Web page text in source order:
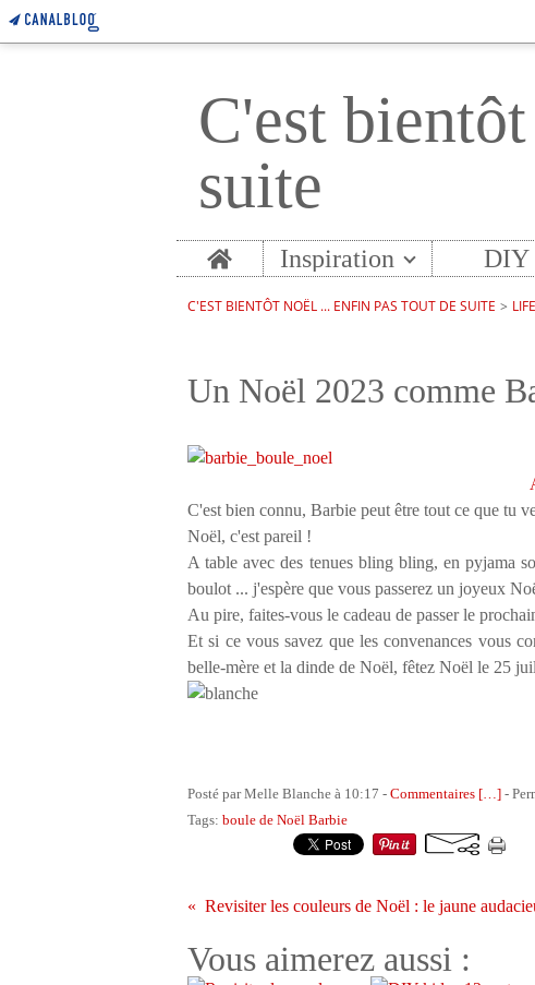
C'est
suite
Home Inspiration DIY
C'EST BIENTÔT NOËL ... ENFIN PAS TOUT DE SUITE >
Un Noël 2023 comme
C'est bien connu, Barbie peut être tout ce que tu
Noël, c'est pareil !
A table avec des tenues bling bling, en pyjama
boulot ... j'espère que vous passerez un joyeux
Au pire, faites-vous le cadeau de passer le
Et si ce vous savez que les convenances vous
belle-mère et la dinde de Noël, fêtez Noël le 25
Posté par Melle Blanche à 10:17 - Commentaires […] -
Tags: boule de Noël Barbie
Revisiter les couleurs de Noël : le jaune
Vous aimerez aussi :